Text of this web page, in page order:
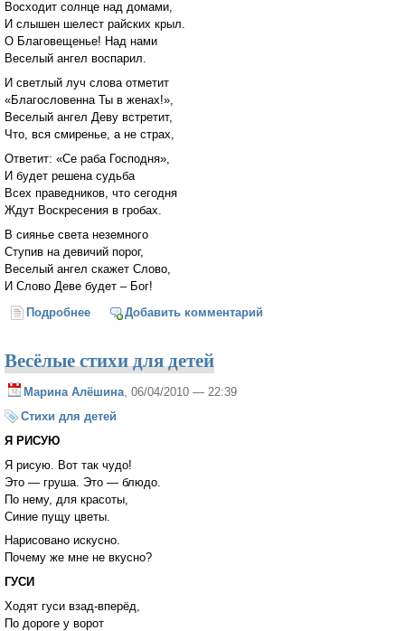
Восходит солнце над домами,
И слышен шелест райских крыл.
О Благовещенье! Над нами
Веселый ангел воспарил.
И светлый луч слова отметит
«Благословенна Ты в женах!»,
Веселый ангел Деву встретит,
Что, вся смиренье, а не страх,
Ответит: «Се раба Господня»,
И будет решена судьба
Всех праведников, что сегодня
Ждут Воскресения в гробах.
В сиянье света неземного
Ступив на девичий порог,
Веселый ангел скажет Слово,
И Слово Деве будет – Бог!
Подробнее о Благовещение
Добавить комментарий
Весёлые стихи для детей
Марина Алёшина, 06/04/2010 — 22:39
Стихи для детей
Я РИСУЮ
Я рисую. Вот так чудо!
Это — груша. Это — блюдо.
По нему, для красоты,
Синие пущу цветы.
Нарисовано искусно.
Почему же мне не вкусно?
ГУСИ
Ходят гуси взад-вперёд,
По дороге у ворот